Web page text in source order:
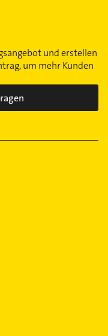
und erstellen
um mehr Kunden